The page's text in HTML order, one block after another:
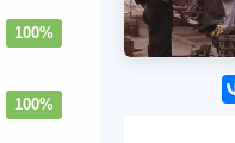
100%
100%